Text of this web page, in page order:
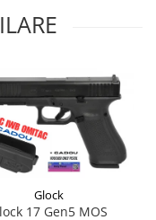
Glock
17 Gen5 MOS